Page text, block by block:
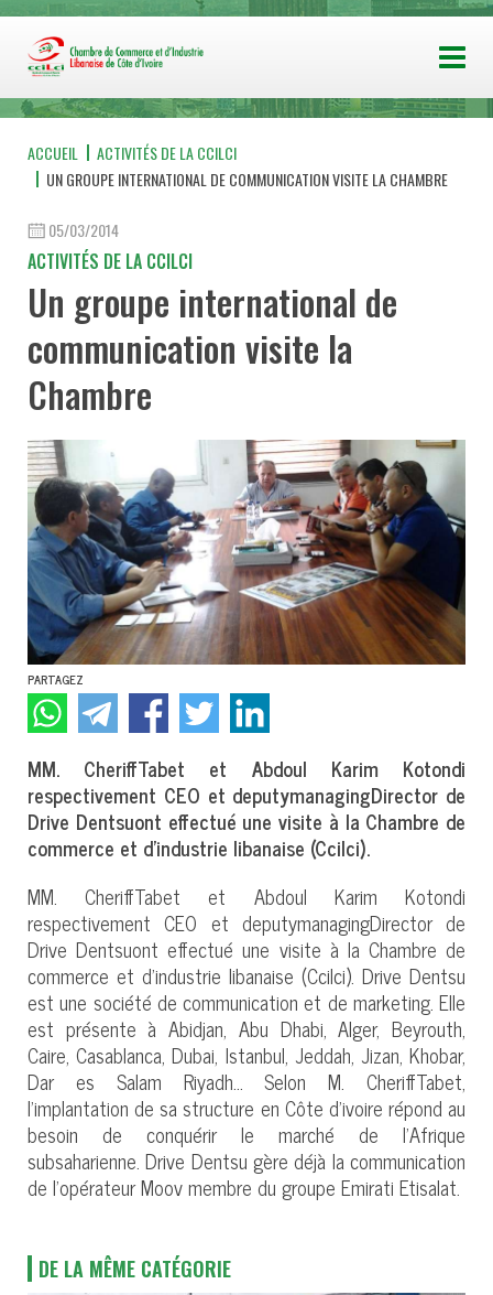
ACCUEIL
ACTIVITÉS DE LA CCILCI
UN GROUPE INTERNATIONAL DE COMMUNICATION VISITE LA CHAMBRE
05/03/2014
ACTIVITÉS DE LA CCILCI
Un groupe international de
communication visite la
Chambre
PARTAGEZ
MM. CheriffTabet et Abdoul Karim Kotondi
respectivement CEO et deputymanagingDirector de
Drive Dentsuont effectué une visite à la Chambre de
commerce et d’industrie libanaise (Ccilci).
MM. CheriffTabet et Abdoul Karim Kotondi
respectivement CEO et deputymanagingDirector de
Drive Dentsuont effectué une visite à la Chambre de
commerce et d’industrie libanaise (Ccilci). Drive Dentsu
est une société de communication et de marketing. Elle
est présente à Abidjan, Abu Dhabi, Alger, Beyrouth,
Caire, Casablanca, Dubai, Istanbul, Jeddah, Jizan, Khobar,
Dar es Salam Riyadh… Selon M. CheriffTabet,
l’implantation de sa structure en Côte d’ivoire répond au
besoin de conquérir le marché de l’Afrique
subsaharienne. Drive Dentsu gère déjà la communication
de l’opérateur Moov membre du groupe Emirati Etisalat.
DE LA MÊME CATÉGORIE